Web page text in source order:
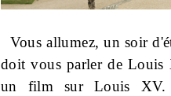
Vous allumez, un soir
doit vous parler de Louis
un film sur Louis XV.